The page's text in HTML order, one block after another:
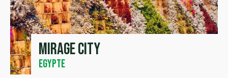
Mirage City
Egypte